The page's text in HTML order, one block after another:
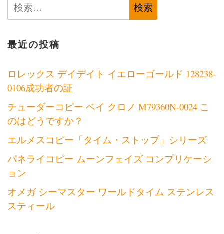
索:
最近の投稿
ロレックス デイデイト イエローゴールド 128238-
0106成功者の証
チューダーコピー ベイ クロノ M79360N-0024 こ
のはどうですか？
エルメスコピー「タイム・ストップ」シリーズ
パネライコピー ムーンフェイズ コンプリケーシ
ョン
オメガ シーマスター ワールドタイム ステンレス
スティール